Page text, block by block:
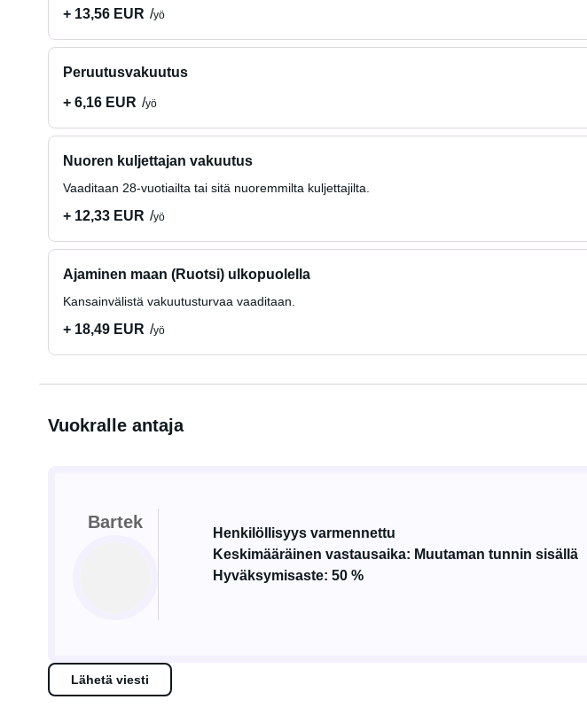
+ 13,56 EUR
yö
Peruutusvakuutus
+ 6,16 EUR
yö
Nuoren kuljettajan vakuutus
Vaaditaan 28-vuotiailta tai sitä nuoremmilta kuljettajilta.
+ 12,33 EUR yö
Ajaminen maan (Ruotsi) ulkopuolella
Kansainvälistä vakuutusturvaa vaaditaan.
+ 18,49 EUR yö
Vuokralle antaja
Bartek
Henkilöllisyys varmennettu
Keskimääräinen vastausaika: Muutaman tunnin sisällä
Hyväksymisaste: 50 %
Lähetä viesti